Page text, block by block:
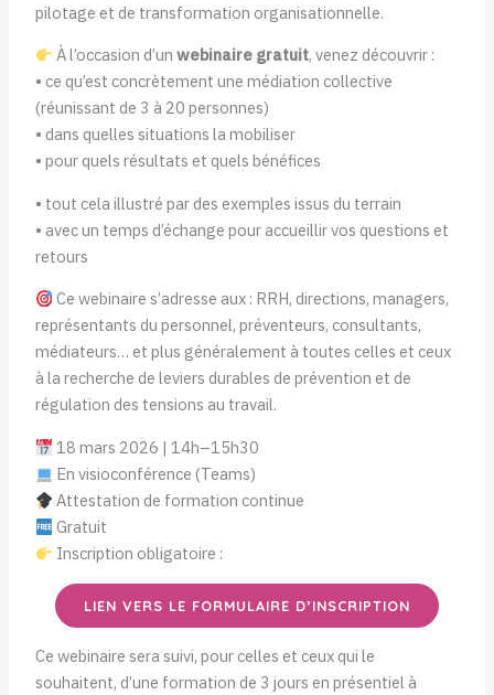
pilotage et de transformation organisationnelle.
À l’occasion d’unwebinaire gratuit, venez découvrir :
• ce qu’est concrètement une médiation collective
(réunissant de 3 à 20 personnes)
• dans quelles situations la mobiliser
• pour quels résultats et quels bénéfices
• tout cela illustré par des exemples issus du terrain
• avec un temps d’échange pour accueillir vos questions et
retours
Ce webinaire s’adresse aux : RRH, directions, managers,
représentants du personnel, préventeurs, consultants,
médiateurs… et plus généralement à toutes celles et ceux
à la recherche de leviers durables de prévention et de
régulation des tensions au travail.
18 mars 2026 | 14h–15h30
En visioconférence (Teams)
Attestation de formation continue
Gratuit
Inscription obligatoire :
LIEN VERS LE FORMULAIRE D’INSCRIPTION
Ce webinaire sera suivi, pour celles et ceux qui le
souhaitent, d’une formation de 3 jours en présentiel à